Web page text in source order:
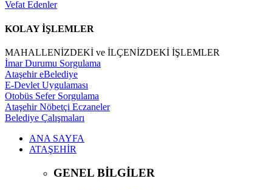
Vefat Edenler
KOLAY İŞLEMLER
MAHALLENİZDEKİ ve İLÇENİZDEKİ İŞLEMLER
İmar Durumu Sorgulama
Ataşehir eBelediye
E-Devlet Uygulaması
Otobüs Sefer Sorgulama
Ataşehir Nöbetçi Eczaneler
Belediye Çalışmaları
ANA SAYFA
ATAŞEHİR
GENEL BİLGİLER